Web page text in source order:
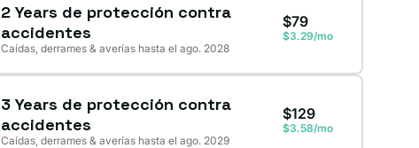
2 Years de protección contra
accidentes
Caídas, derrames & averías hasta el ago. 2028
$79
$3.29/mo
3 Years de protección contra
accidentes
Caídas, derrames & averías hasta el ago. 2029
$129
$3.58/mo